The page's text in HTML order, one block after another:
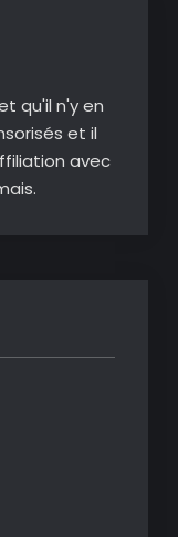
qu'il n'y en
et il
avec